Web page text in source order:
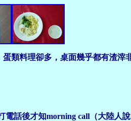
類料理卻多，桌面幾乎都有渣滓
話後才知morning call（大陸人